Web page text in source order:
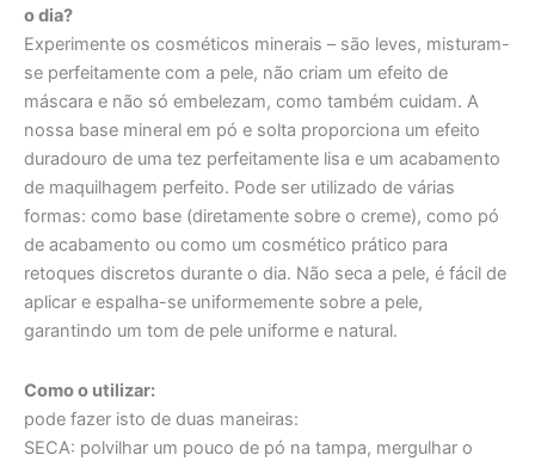
o dia?
Experimente os cosméticos minerais – são leves, misturam-
se perfeitamente com a pele, não criam um efeito de
máscara e não só embelezam, como também cuidam. A
nossa base mineral em pó e solta proporciona um efeito
duradouro de uma tez perfeitamente lisa e um acabamento
de maquilhagem perfeito. Pode ser utilizado de várias
formas: como base (diretamente sobre o creme), como pó
de acabamento ou como um cosmético prático para
retoques discretos durante o dia. Não seca a pele, é fácil de
aplicar e espalha-se uniformemente sobre a pele,
garantindo um tom de pele uniforme e natural.
Como o utilizar:
pode fazer isto de duas maneiras:
SECA: polvilhar um pouco de pó na tampa, mergulhar o